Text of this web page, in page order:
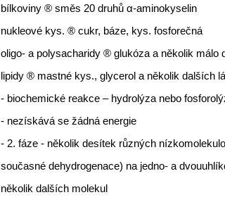
bílkoviny ® směs 20 druhů α-aminokyselin
nukleové kys. ® cukr, báze, kys. fosforečná
oligo- a polysacharidy ® glukóza a několik málo
lipidy ® mastné kys., glycerol a několik dalších
- biochemické reakce – hydrolýza nebo
- nezískává se žádná energie
- 2. fáze - několik desítek různých
současné dehydrogenace) na jedno- a
několik dalších molekul